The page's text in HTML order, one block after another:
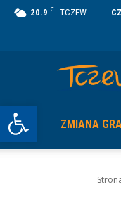
Otwórz pasek narzędzi
20.9 C TCZEW
ZMIANA